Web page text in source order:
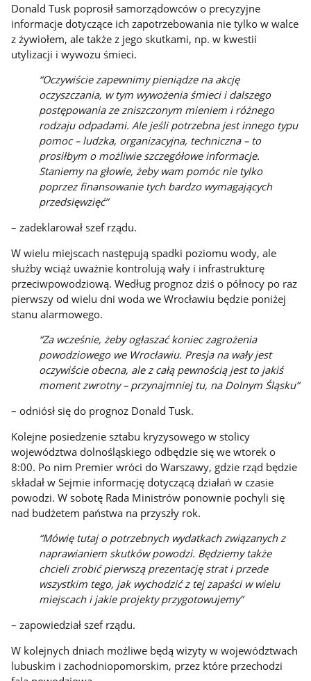
Donald Tusk poprosił samorządowców o precyzyjne
informacje dotyczące ich zapotrzebowania nie tylko w walce
z żywiołem, ale także z jego skutkami, np. w kwestii
utylizacji i wywozu śmieci.
“Oczywiście zapewnimy pieniądze na akcję
oczyszczania, w tym wywożenia śmieci i dalszego
postępowania ze zniszczonym mieniem i różnego
rodzaju odpadami. Ale jeśli potrzebna jest innego typu
pomoc – ludzka, organizacyjna, techniczna – to
prosiłbym o możliwie szczegółowe informacje.
Staniemy na głowie, żeby wam pomóc nie tylko
poprzez finansowanie tych bardzo wymagających
przedsięwzięć”
– zadeklarował szef rządu.
W wielu miejscach następują spadki poziomu wody, ale
służby wciąż uważnie kontrolują wały i infrastrukturę
przeciwpowodziową. Według prognoz dziś o północy po raz
pierwszy od wielu dni woda we Wrocławiu będzie poniżej
stanu alarmowego.
“Za wcześnie, żeby ogłaszać koniec zagrożenia
powodziowego we Wrocławiu. Presja na wały jest
oczywiście obecna, ale z całą pewnością jest to jakiś
moment zwrotny – przynajmniej tu, na Dolnym Śląsku”
– odniósł się do prognoz Donald Tusk.
Kolejne posiedzenie sztabu kryzysowego w stolicy
województwa dolnośląskiego odbędzie się we wtorek o
8:00. Po nim Premier wróci do Warszawy, gdzie rząd będzie
składał w Sejmie informację dotyczącą działań w czasie
powodzi. W sobotę Rada Ministrów ponownie pochyli się
nad budżetem państwa na przyszły rok.
“Mówię tutaj o potrzebnych wydatkach związanych z
naprawianiem skutków powodzi. Będziemy także
chcieli zrobić pierwszą prezentację strat i przede
wszystkim tego, jak wychodzić z tej zapaści w wielu
miejscach i jakie projekty przygotowujemy”
– zapowiedział szef rządu.
W kolejnych dniach możliwe będą wizyty w województwach
lubuskim i zachodniopomorskim, przez które przechodzi